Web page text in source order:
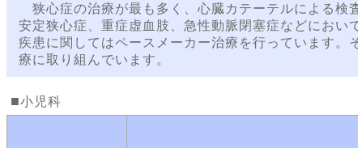
狭心症の治療が最も多く、心臓カテーテルによる検
安定狭心症、重症虚血肢、急性動脈閉塞症などにお
疾患に関してはペースメーカー治療を行っています
療に取り組んでいます。
小児科